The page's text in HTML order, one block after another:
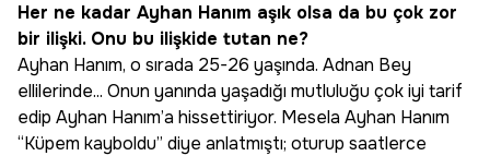
Her ne kadar Ayhan Hanım aşık olsa da bu çok zor
bir ilişki. Onu bu ilişkide tutan ne?
Ayhan Hanım, o sırada 25-26 yaşında. Adnan Bey
ellilerinde... Onun yanında yaşadığı mutluluğu çok iyi tarif
edip Ayhan Hanım’a hissettiriyor. Mesela Ayhan Hanım
“Küpem kayboldu” diye anlatmıştı; oturup saatlerce